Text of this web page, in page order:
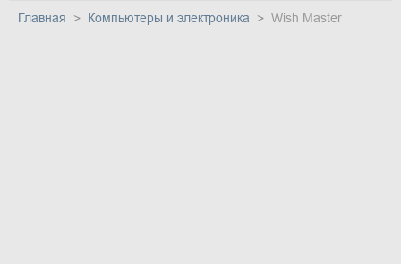
Главная Компьютеры и электроника Wish Master